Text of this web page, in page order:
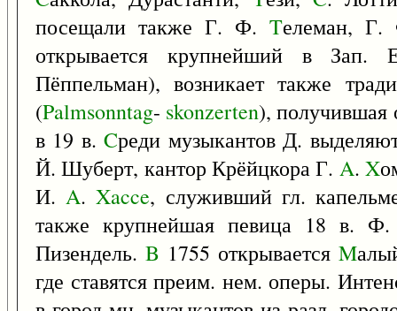
посещали также Г. Ф. Tелеман,
открывается крупнейший в Зап.
Пёппельман), возникает также
(Palmsonntag- skonzerten), получившая
в 19 в.Cреди музыкантов Д.
Й. Шуберт, кантор Крёйцкора Г. A.X
И.A.Xacce, служивший гл.
также крупнейшая певица 18 в.
Пизендель. B 1755 открывается M
где ставятся преим. нем. оперы.